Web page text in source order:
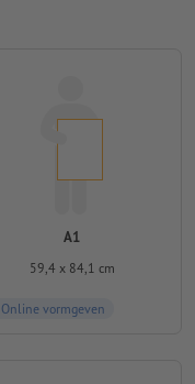
A1
59,4 x 84,1 cm
Online vormgeven